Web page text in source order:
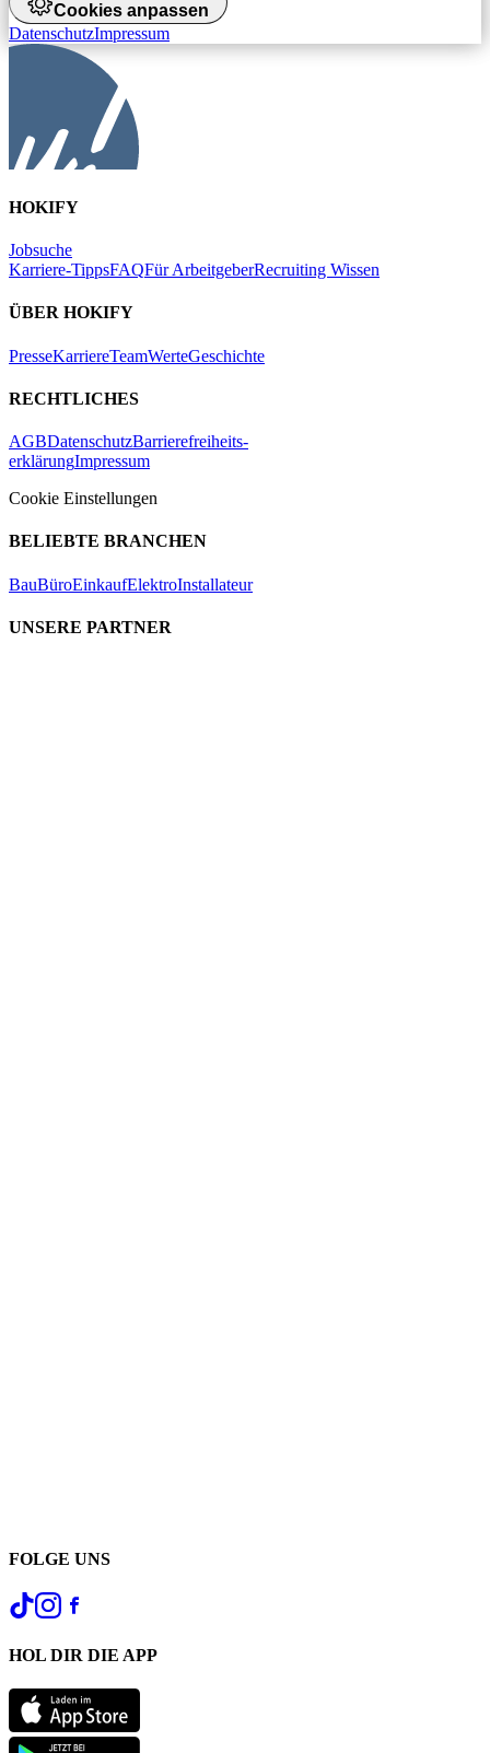
Cookies anpassen
DatenschutzImpressum
HOKIFY
Jobsuche
Karriere-TippsFAQFür ArbeitgeberRecruiting Wissen
ÜBER HOKIFY
PresseKarriereTeamWerteGeschichte
RECHTLICHES
AGBDatenschutzBarrierefreiheits-
erklärungImpressum
Cookie Einstellungen
BELIEBTE BRANCHEN
BauBüroEinkaufElektroInstallateur
UNSERE PARTNER
FOLGE UNS
HOL DIR DIE APP